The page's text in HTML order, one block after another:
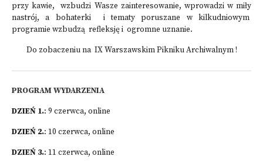
przy kawie, wzbudzi Wasze zainteresowanie, wprowadzi w miły
nastrój, a bohaterki i tematy poruszane w kilkudniowym
programie wzbudzą refleksję i ogromne uznanie.
Do zobaczeniu na IX Warszawskim Pikniku Archiwalnym !
PROGRAM WYDARZENIA
DZIEŃ 1.: 9 czerwca, online
DZIEŃ 2.: 10 czerwca, online
DZIEŃ 3.: 11 czerwca, online